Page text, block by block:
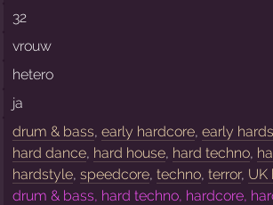
32
vrouw
hetero
ja
drum & bass,early hardcore,early
hard dance, hard house, hard techno,
hardstyle,speedcore,techno,terror, UK
drum & bass, hard techno, hardcore,